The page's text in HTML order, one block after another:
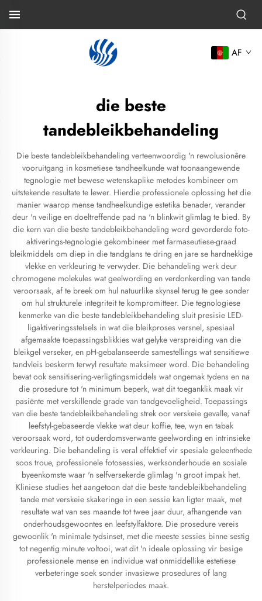
AF
die beste
tandebleikbehandeling
Die beste tandebleikbehandeling verteenwoordig 'n rewolusionêre
vooruitgang in kosmetiese tandheelkunde wat toonaangewende
tegnologie met bewese wetenskaplike metodes kombineer om
uitstekende resultate te lewer. Hierdie professionele oplossing het die
manier waarop mense tandheelkundige estetika benader, verander
deur 'n veilige en doeltreffende pad na 'n blinkwit glimlag te bied. By
die kern van die beste tandebleikbehandeling word gevorderde foto-
aktiverings-tegnologie gekombineer met farmaseutiese-graad
bleikmiddels om diep in die tandglans te dring en jare se hardnekkige
vlekke en verkleuring te verwyder. Die behandeling werk deur
chromogene molekules wat geelwording en verdonkerding van tande
veroorsaak, af te breek om hul natuurlike skynsel terug te gee sonder
om hul strukturele integriteit te kompromitteer. Die tegnologiese
kenmerke van die beste tandebleikbehandeling sluit presisie LED-
ligaktiveringsstelsels in wat die bleikproses versnel, spesiaal
afgemaakte toepassingsblikkies wat gelyke verspreiding van die
bleikgel verseker, en pH-gebalanseerde samestellings wat sensitiewe
tandvleis beskerm terwyl resultate maksimeer word. Die behandeling
bevat ook sensitisering-verligtingsmiddels wat ongemak tydens en na
die prosedure tot 'n minimum beperk, wat dit toeganklik maak vir
pasiënte met verskillende grade van tandgevoeligheid. Toepassings
van die beste tandebleikbehandeling strek oor verskeie gevalle, vanaf
leefstyl-gebaseerde vlekke wat deur koffie, tee, wyn en tabak
veroorsaak word, tot ouderdomsverwante geelwording en intrinsieke
verkleuring. Die behandeling is veral effektief vir spesiale geleenthede
soos troue, professionele fotosessies, werksonderhoude en sosiale
byeenkomste waar 'n selfversekerde glimlag 'n groot impak het.
Kliniese studies het aangetoon dat die beste tandebleikbehandeling
tande met verskeie skakeringe in een sessie kan ligter maak, met
resultate wat van ses maande tot twee jaar duur, afhangende van
onderhoudsgewoontes en leefstylfaktore. Die prosedure vereis
gewoonlik 'n minimale tydsinset, met die meeste sessies binne sestig
tot negentig minute voltooi, wat dit 'n ideale oplossing vir besige
professionele mense en individue wat onmiddellike estetiese
verbeteringe soek sonder invasiewe prosedures of lang
herstelperiodes maak.